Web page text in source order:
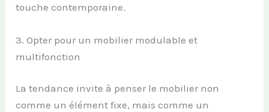
touche contemporaine.
3. Opter pour un mobilier modulable et
multifonction
La tendance invite à penser le mobilier non
comme un élément fixe, mais comme un